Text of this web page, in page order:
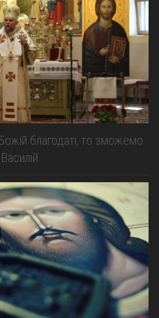
благодаті, то зможемо